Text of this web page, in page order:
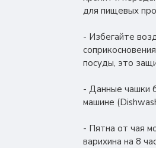
для пищевых
- Избегайте
посуды, это
- Данные чашки
машине
- Пятна от чая
варихина на 8